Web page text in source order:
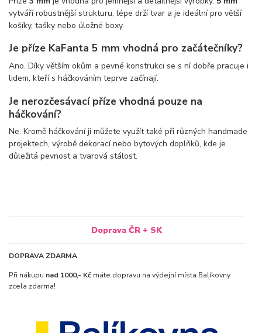
vytváří robustnější strukturu, lépe drží tvar a je ideální pro větší
košíky, tašky nebo úložné boxy.
Je příze KaFanta 5 mm vhodná pro začátečníky?
Ano. Díky větším okům a pevné konstrukci se s ní dobře pracuje i
lidem, kteří s háčkováním teprve začínají.
Je nerozčesávací příze vhodná pouze na
háčkování?
Ne. Kromě háčkování ji můžete využít také při různých handmade
projektech, výrobě dekorací nebo bytových doplňků, kde je
důležitá pevnost a tvarová stálost.
Doprava ČR + SK
DOPRAVA ZDARMA
Při nákupu nad 1000,- Kč máte dopravu na výdejní místa Balíkovny
zcela zdarma!